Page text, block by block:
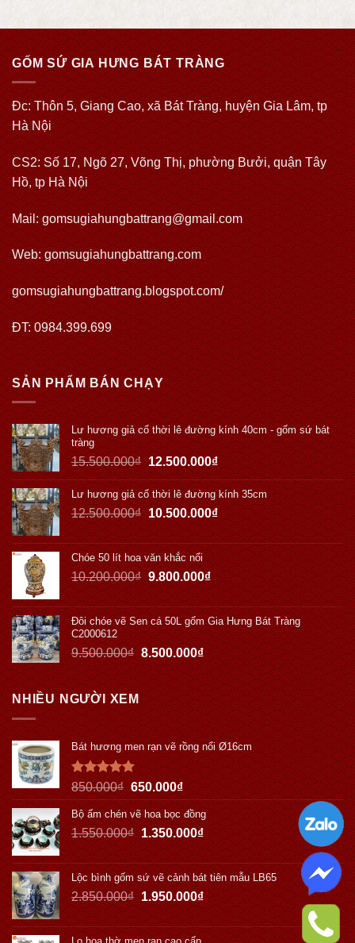
GỐM SỨ GIA HƯNG BÁT TRÀNG
Đc: Thôn 5, Giang Cao, xã Bát Tràng, huyện Gia Lâm, tp
Hà Nội
CS2: Số 17, Ngõ 27, Võng Thị, phường Bưởi, quận Tây
Hồ, tp Hà Nội
Mail: gomsugiahungbattrang@gmail.com
Web:gomsugiahungbattrang.com
gomsugiahungbattrang.blogspot.com/
ĐT: 0984.399.699
SẢN PHẨM BÁN CHẠY
Lư hương giả cổ thời lê đường kính 40cm - gốm sứ bát
tràng
15.500.000₫ 12.500.000₫
Lư hương giả cổ thời lê đường kính 35cm
12.500.000₫ 10.500.000₫
Chóe 50 lít hoa văn khắc nổi
10.200.000₫ 9.800.000₫
Đôi chóe vẽ Sen cá 50L gốm Gia Hưng Bát Tràng
C2000612
9.500.000₫ 8.500.000₫
NHIỀU NGƯỜI XEM
Bát hương men rạn vẽ rồng nổi Ø16cm
Được xếp
hạng5.00
5 sao
850.000₫ 650.000₫
Bộ ấm chén vẽ hoa bọc đồng
1.550.000₫ 1.350.000₫
Lộc bình gốm sứ vẽ cảnh bát tiên mẫu LB65
2.850.000₫ 1.950.000₫